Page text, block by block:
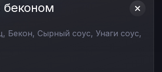
Бекон,Сырный соус,Унаги соус,